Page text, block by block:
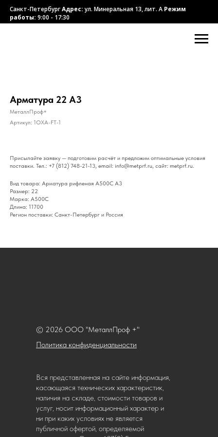
Санкт-ПетербургАдрес:ул. Минеральная 13, лит. А Режим
работы: 9:00 - 17:30
Арматура 22 А3
МеталлПроф+
Артикул: 1OXA-FT-1
Присылайте заявку — подготовим расчёт и предложим оптимальные условия
поставки. Тел.: +7 (812) 748-21-13, email: info@metprf.ru, сайт: metprf.ru.
Вид товара: Арматура рифленая А500С А3
Размер: 22
Марка: А500С
Длина: 11700
Регион поставки: Санкт-Петербург и Россия
Политика конфиденциальности
© 2026 ООО "МеталлПроф +"
Вся представленная на сайте информация,
касающаяся технических характеристик,
наличия на складе, стоимости товаров и
услуг, носит информационный характер и
ни при каких условиях не является
публичной офертой, определяемой